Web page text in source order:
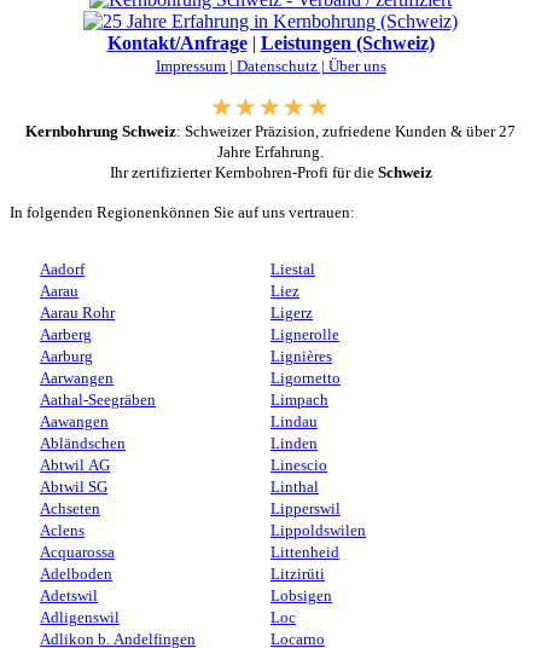
Kontakt/Anfrage| Leistungen (Schweiz)
Impressum | Datenschutz | Über uns
Kernbohrung Schweiz: Schweizer Präzision, zufriedene Kunden & über 27
Jahre Erfahrung.
Ihr zertifizierter Kernbohren-Profi für die Schweiz
In folgenden Regionenkönnen Sie auf uns vertrauen:
Aadorf
Aarau
Aarau Rohr
Aarberg
Aarburg
Aarwangen
Aathal-Seegräben
Aawangen
Abländschen
Abtwil AG
Abtwil SG
Achseten
Aclens
Acquarossa
Adelboden
Adetswil
Adligenswil
Adlikon b. Andelfingen
Liestal
Liez
Ligerz
Lignerolle
Lignières
Ligornetto
Limpach
Lindau
Linden
Linescio
Linthal
Lipperswil
Lippoldswilen
Littenheid
Litzirüti
Lobsigen
Loc
Locarno